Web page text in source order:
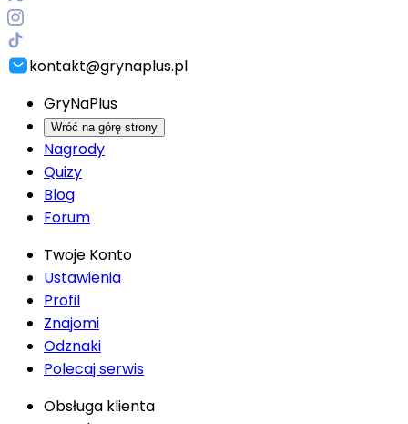
kontakt@grynaplus.pl
GryNaPlus
Wróć na górę strony
Nagrody
Quizy
Blog
Forum
Twoje Konto
Ustawienia
Profil
Znajomi
Odznaki
Polecaj serwis
Obsługa klienta